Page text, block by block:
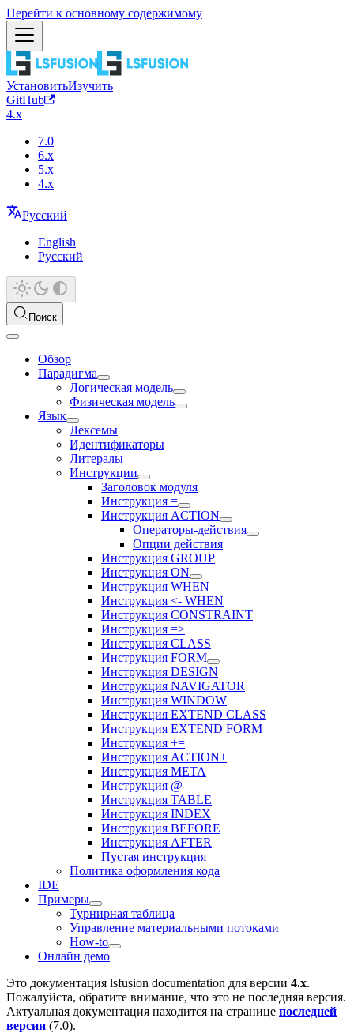
Перейти к основному содержимому
УстановитьИзучить
GitHub
4.x
7.0
6.x
5.x
4.x
Русский
English
Русский
Поиск
Обзор
Парадигма
Логическая модель
Физическая модель
Язык
Лексемы
Идентификаторы
Литералы
Инструкции
Заголовок модуля
Инструкция =
Инструкция ACTION
Операторы-действия
Опции действия
Инструкция GROUP
Инструкция ON
Инструкция WHEN
Инструкция <- WHEN
Инструкция CONSTRAINT
Инструкция =>
Инструкция CLASS
Инструкция FORM
Инструкция DESIGN
Инструкция NAVIGATOR
Инструкция WINDOW
Инструкция EXTEND CLASS
Инструкция EXTEND FORM
Инструкция +=
Инструкция ACTION+
Инструкция META
Инструкция @
Инструкция TABLE
Инструкция INDEX
Инструкция BEFORE
Инструкция AFTER
Пустая инструкция
Политика оформления кода
IDE
Примеры
Турнирная таблица
Управление материальными потоками
How-to
Онлайн демо
Это документация lsfusion documentation для версии 4.x.
Пожалуйста, обратите внимание, что это не последняя версия.
Актуальная документация находится на странице последней
версии (7.0).